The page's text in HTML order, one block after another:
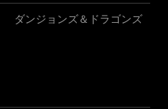
ダンジョンズ＆ドラゴンズ